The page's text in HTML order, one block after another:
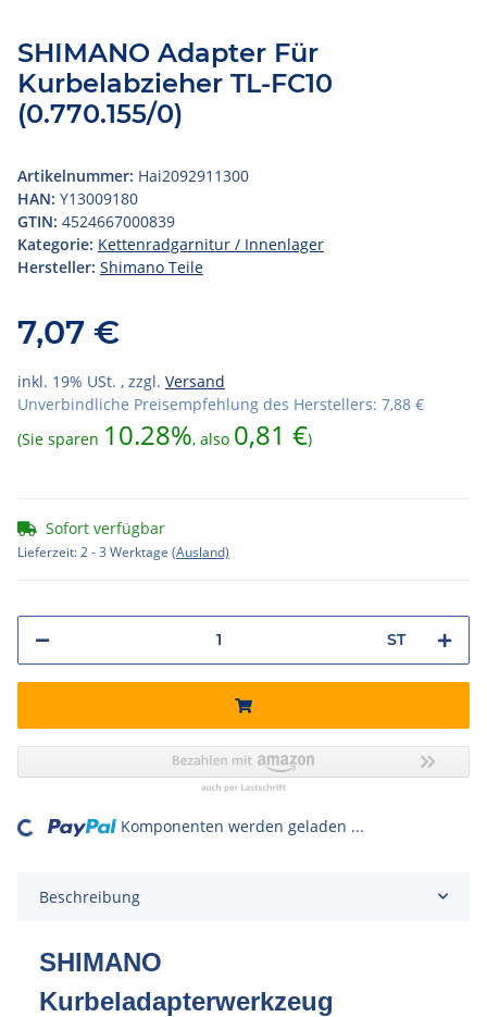
SHIMANO Adapter Für
Kurbelabzieher TL-FC10
(0.770.155/0)
Artikelnummer: Hai2092911300
HAN: Y13009180
GTIN: 4524667000839
Kategorie: Kettenradgarnitur / Innenlager
Hersteller: Shimano Teile
7,07 €
inkl. 19% USt. , zzgl. Versand
Unverbindliche Preisempfehlung des Herstellers: 7,88 €
(Sie sparen 10.28%, also 0,81 €)
Sofort verfügbar
Lieferzeit:2 - 3 Werktage (Ausland)
ST
Komponenten werden geladen ...
Beschreibung
SHIMANO
Kurbeladapterwerkzeug